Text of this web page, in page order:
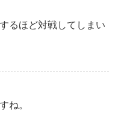
るほど対戦してしまい
ね。